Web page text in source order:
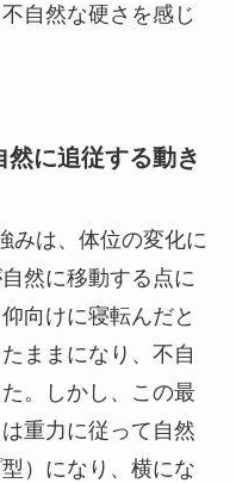
自然な硬さを感じ
に追従する動き
みは、体位の変化に
然に移動する点に
向けに寝転んだと
ままになり、不自
。しかし、この最
重力に従って自然
）になり、横にな